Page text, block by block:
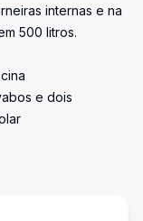
internas e na
500 litros.
e dois